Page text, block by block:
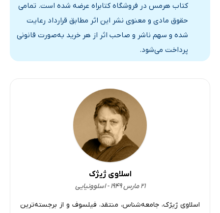
کتاب هرمس در فروشگاه کتابراه عرضه شده است. تمامی
حقوق مادی و معنوی نشر این اثر مطابق قرارداد رعایت
شده و سهم ناشر و صاحب اثر از هر خرید به‌صورت قانونی
پرداخت می‌شود.
اسلاوی ژیژک
۲۱ مارس ۱۹۴۹ - اسلوونیایی
اسلاوی ژیژک، جامعه‌شناس، منتقد، فیلسوف و از برجسته‌ترین